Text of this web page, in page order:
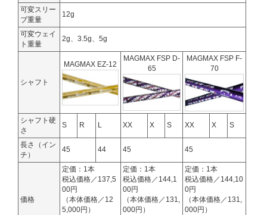
可変スリー
ブ重量
12g
可変ウェイ
ト重量
2g、3.5g、5g
シャフト
MAGMAX EZ-12
MAGMAX FSP D-
65
MAGMAX FSP F-
70
シャフト硬
さ
S R L XX X S XX X S
長さ（イン
チ）
45 44 45 45
価格
定価：1本
税込価格／137,5
00円
（本体価格／12
5,000円）
定価：1本
税込価格／144,1
00円
（本体価格／131,
000円）
定価：1本
税込価格／144,10
0円
（本体価格／131,
000円）